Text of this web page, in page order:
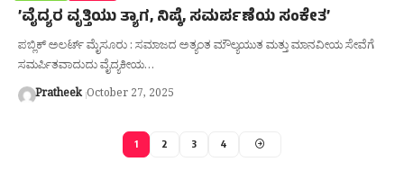
’ವೈದ್ಯರ ವೃತ್ತಿಯು ತ್ಯಾಗ, ನಿಷ್ಠೆ, ಸಮರ್ಪಣೆಯ ಸಂಕೇತ’
ಪಬ್ಲಿಕ್ ಅಲರ್ಟ್ ಮೈಸೂರು : ಸಮಾಜದ ಅತ್ಯಂತ ಮೌಲ್ಯಯುತ ಮತ್ತು ಮಾನವೀಯ ಸೇವೆಗೆ
ಸಮರ್ಪಿತವಾದುದು ವೈದ್ಯಕೀಯ…
Pratheek October 27, 2025
1 2 3 4